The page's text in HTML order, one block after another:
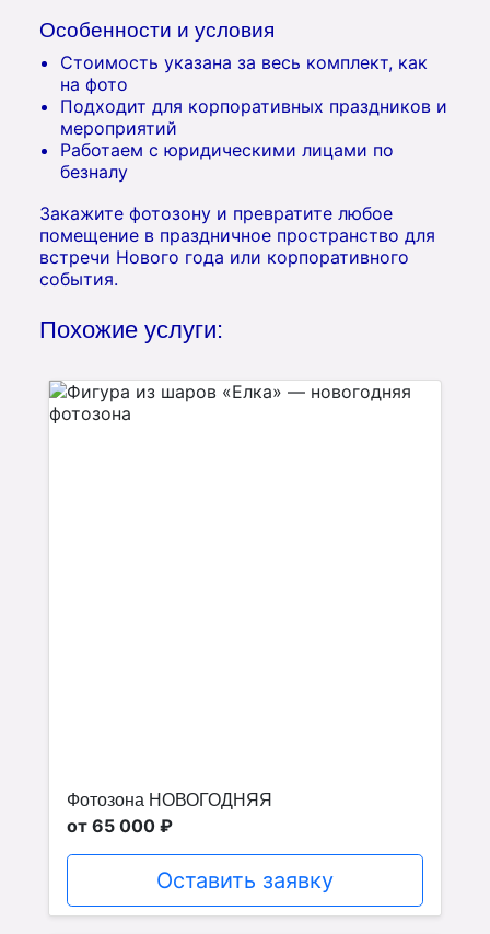
Особенности и условия
Стоимость указана за весь комплект, как
на фото
Подходит для корпоративных праздников и
мероприятий
Работаем с юридическими лицами по
безналу
Закажите фотозону и превратите любое
помещение в праздничное пространство для
встречи Нового года или корпоративного
события.
Похожие услуги:
Фотозона НОВОГОДНЯЯ
от 65 000 ₽
Оставить заявку